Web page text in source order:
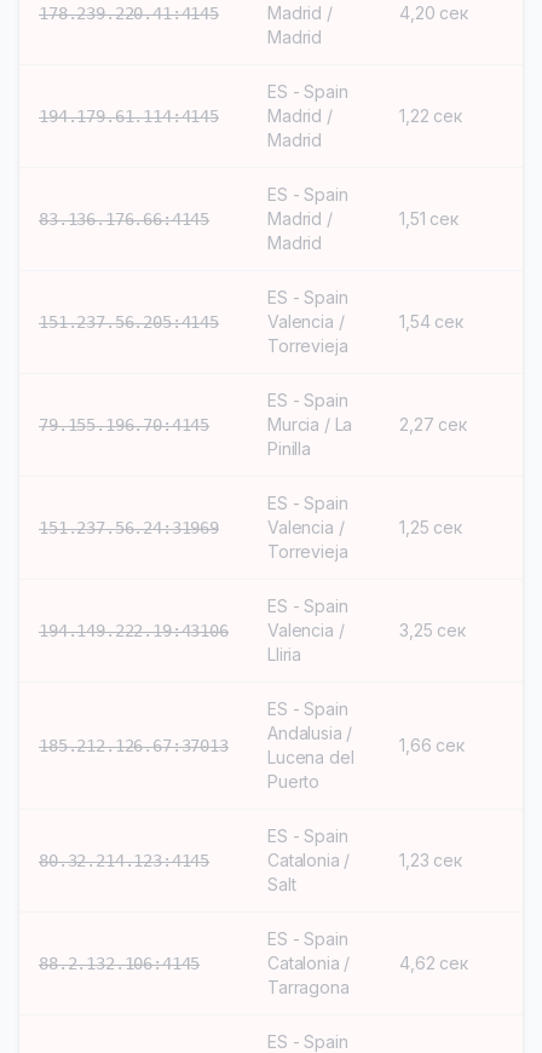
178.239.220.41:4145
Madrid /
Madrid
4,20 сек
194.179.61.114:4145
ES - Spain
Madrid /
Madrid
1,22 сек
83.136.176.66:4145
ES - Spain
Madrid /
Madrid
1,51 сек
151.237.56.205:4145
ES - Spain
Valencia /
Torrevieja
1,54 сек
79.155.196.70:4145
ES - Spain
Murcia / La
Pinilla
2,27 сек
151.237.56.24:31969
ES - Spain
Valencia /
Torrevieja
1,25 сек
194.149.222.19:43106
ES - Spain
Valencia /
Lliria
3,25 сек
185.212.126.67:37013
ES - Spain
Andalusia /
Lucena del
Puerto
1,66 сек
80.32.214.123:4145
ES - Spain
Catalonia /
Salt
1,23 сек
88.2.132.106:4145
ES - Spain
Catalonia /
Tarragona
4,62 сек
ES - Spain